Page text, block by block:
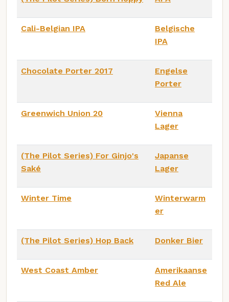
Cali-Belgian IPA
Belgische
IPA
Chocolate Porter 2017
Engelse
Porter
Greenwich Union 20
Vienna
Lager
(The Pilot Series) For Ginjo's
Saké
Japanse
Lager
Winter Time
Winterwarm
er
(The Pilot Series) Hop Back Donker Bier
West Coast Amber
Amerikaanse
Red Ale